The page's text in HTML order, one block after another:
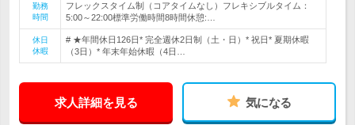
勤務
時間
フレックスタイム制（コアタイムなし）フレキシブルタイム：
5:00～22:00標準労働時間8時間休憩:…
休日
休暇
# ★年間休日126日* 完全週休2日制（土・日）* 祝日* 夏期休暇
（3日）* 年末年始休暇（4日…
求人詳細を見る 気になる